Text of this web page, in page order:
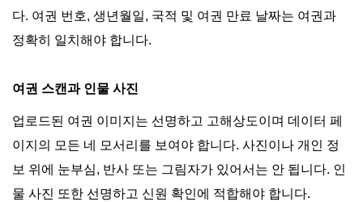
다. 여권 번호, 생년월일, 국적 및 여권 만료 날짜는 여권과
정확히 일치해야 합니다.
여권 스캔과 인물 사진
업로드된 여권 이미지는 선명하고 고해상도이며 데이터 페
이지의 모든 네 모서리를 보여야 합니다. 사진이나 개인 정
보 위에 눈부심, 반사 또는 그림자가 있어서는 안 됩니다. 인
물 사진 또한 선명하고 신원 확인에 적합해야 합니다.